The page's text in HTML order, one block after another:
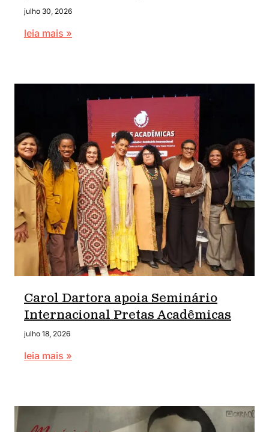
julho 30, 2026
leia mais »
Carol Dartora apoia Seminário
Internacional Pretas Acadêmicas
julho 18, 2026
leia mais »